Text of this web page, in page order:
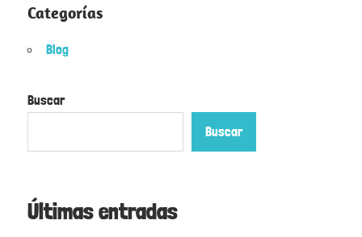
Categorías
Blog
Buscar
Buscar
Últimas entradas